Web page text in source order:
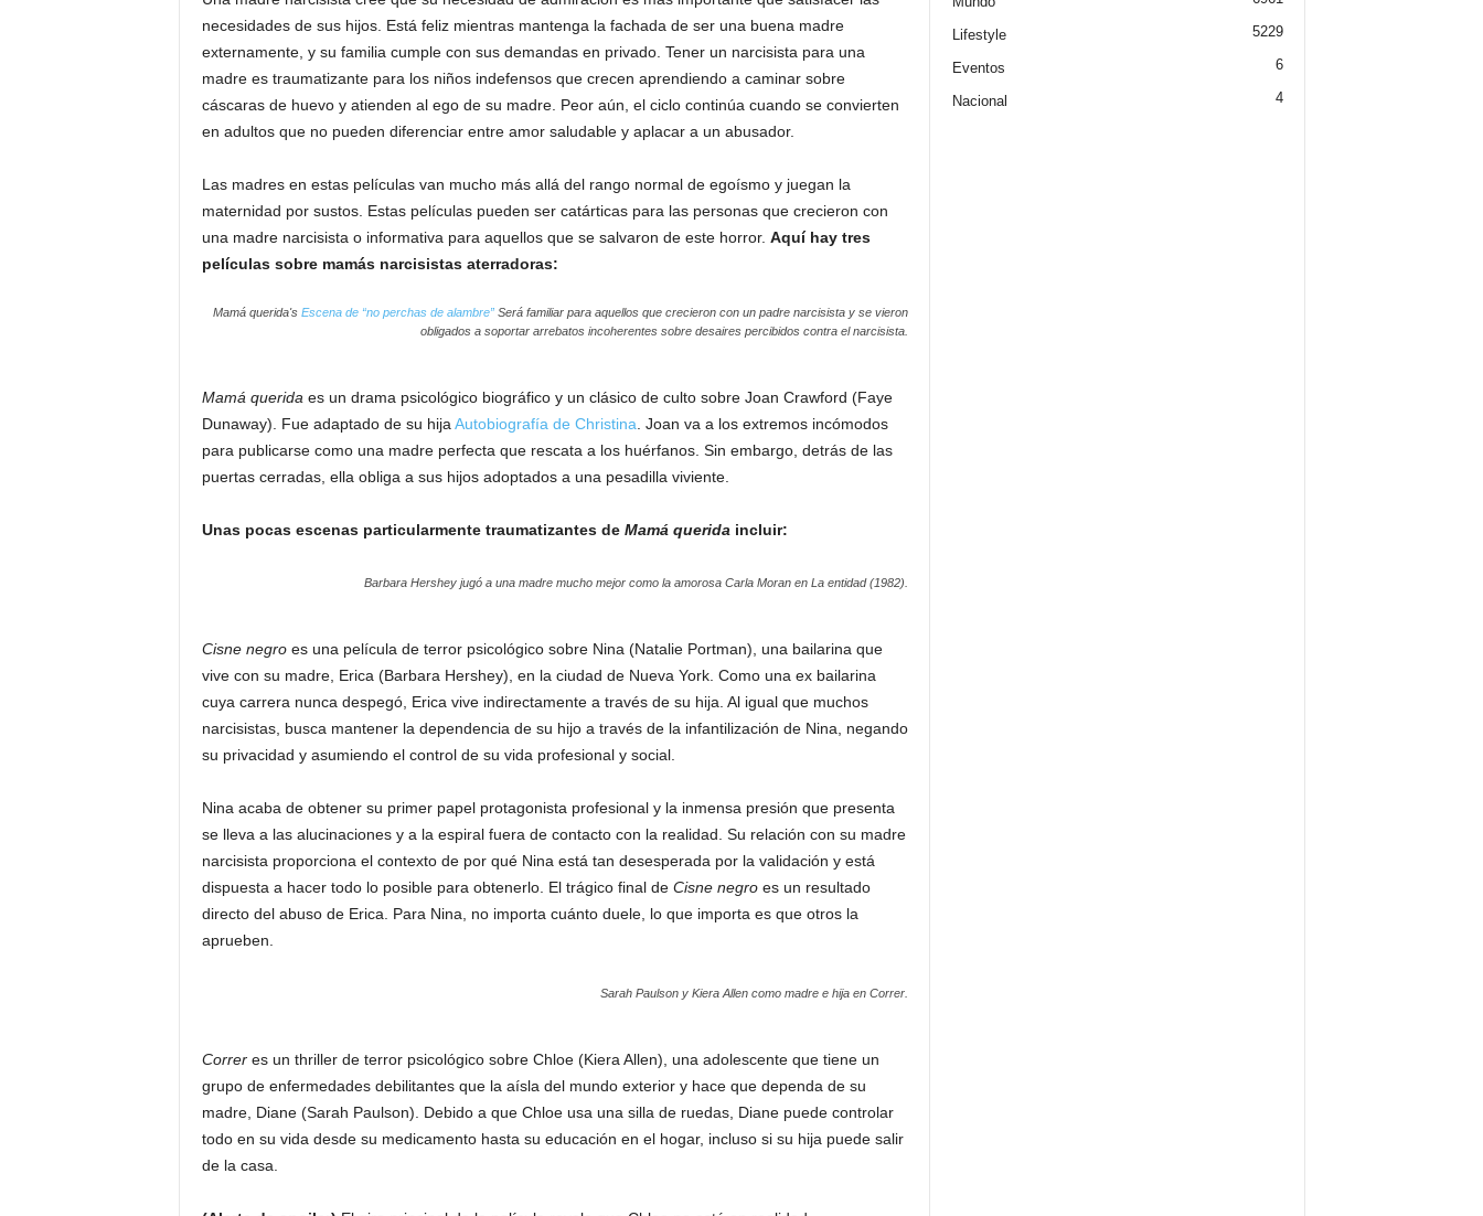
necesidades de sus hijos. Está feliz mientras mantenga la fachada de ser una buena madre
externamente, y su familia cumple con sus demandas en privado. Tener un narcisista para una
madre es traumatizante para los niños indefensos que crecen aprendiendo a caminar sobre
cáscaras de huevo y atienden al ego de su madre. Peor aún, el ciclo continúa cuando se convierten
en adultos que no pueden diferenciar entre amor saludable y aplacar a un abusador.
Las madres en estas películas van mucho más allá del rango normal de egoísmo y juegan la
maternidad por sustos. Estas películas pueden ser catárticas para las personas que crecieron con
una madre narcisista o informativa para aquellos que se salvaron de este horror. Aquí hay tres
películas sobre mamás narcisistas aterradoras:
Mamá querida's Escena de “no perchas de alambre”Será familiar para aquellos que crecieron con un padre narcisista y se vieron
obligados a soportar arrebatos incoherentes sobre desaires percibidos contra el narcisista.
Mamá querida es un drama psicológico biográfico y un clásico de culto sobre Joan Crawford (Faye
Dunaway). Fue adaptado de su hija Autobiografía de Christina . Joan va a los extremos incómodos
para publicarse como una madre perfecta que rescata a los huérfanos. Sin embargo, detrás de las
puertas cerradas, ella obliga a sus hijos adoptados a una pesadilla viviente.
Unas pocas escenas particularmente traumatizantes de Mamá querida incluir:
Barbara Hershey jugó a una madre mucho mejor como la amorosa Carla Moran en La entidad(1982).
Cisne negroes una película de terror psicológico sobre Nina (Natalie Portman), una bailarina que
vive con su madre, Erica (Barbara Hershey), en la ciudad de Nueva York. Como una ex bailarina
cuya carrera nunca despegó, Erica vive indirectamente a través de su hija. Al igual que muchos
narcisistas, busca mantener la dependencia de su hijo a través de la infantilización de Nina, negando
su privacidad y asumiendo el control de su vida profesional y social.
Nina acaba de obtener su primer papel protagonista profesional y la inmensa presión que presenta
se lleva a las alucinaciones y a la espiral fuera de contacto con la realidad. Su relación con su madre
narcisista proporciona el contexto de por qué Nina está tan desesperada por la validación y está
dispuesta a hacer todo lo posible para obtenerlo. El trágico final de Cisne negroes un resultado
directo del abuso de Erica. Para Nina, no importa cuánto duele, lo que importa es que otros la
aprueben.
Sarah Paulson y Kiera Allen como madre e hija en Correr.
Correres un thriller de terror psicológico sobre Chloe (Kiera Allen), una adolescente que tiene un
grupo de enfermedades debilitantes que la aísla del mundo exterior y hace que dependa de su
madre, Diane (Sarah Paulson). Debido a que Chloe usa una silla de ruedas, Diane puede controlar
todo en su vida desde su medicamento hasta su educación en el hogar, incluso si su hija puede salir
de la casa.
Lifestyle 5229
Eventos 6
Nacional 4